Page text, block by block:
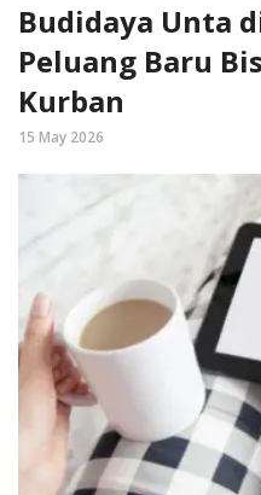
Budidaya Unta
Peluang Baru
Kurban
15 May 2026